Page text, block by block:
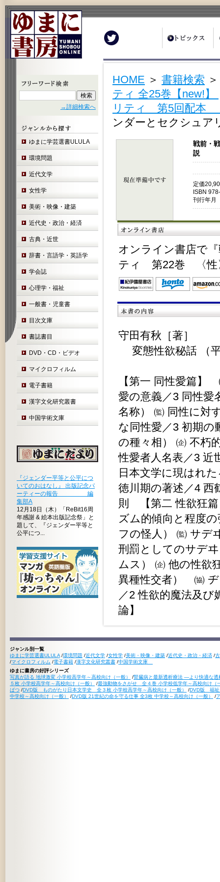
→詳細検索へ
ゆまに学芸選書ULULA
環境問題
近代文学
女性学
美術・映像・建築
近代史・政治・経済
古典・近世
辞書・言語学・英語学
学会誌
心理学・福祉
一般書・児童書
目次文庫
書誌書目
DVD・CD・ビデオ
マイクロフィルム
電子書籍
漢字文化研究叢書
中国学術文庫
『ジェンダー平等と公平につ
いてのおはなし』 出版記念パ
ーティーの報告 編
集部A
12月18日（木）「ReBit16周
年感謝 & 絵本出版記念祭」と
題して、『ジェンダー平等と
公平につ...
HOME ＞ 書籍検索
ティ 全25巻【new!】
リティ 第5回配本
ンダーとセクシュ
戦前・
説
定価
ISBN
刊行年
オンライン書店で
ティ 第22巻 〈性
守田有秋［著］
変態性欲秘話 （
【第一 同性愛篇】
愛の意義／3 同性愛
名称） ㈼ 同性に対
な同性愛／3 初期の
の種々相） ㈽ 不朽
性愛者人名表／3
日本文学に現はれ
徳川期の著述／4
則 【第二 性欲狂篇
ズム的傾向と程度
フの怪人） ㈼ サデ
刑罰としてのサデ
ムス） ㈽ 他の性欲
異種性交者） ㈿ ヂ
／2 性欲的魔法及
論】
ジャンル別一覧
ゆまに学芸選書ULULA /環境問題 /近代文学 /女性学 /美術・映像・建築 /近代史・政治・経済 /
/マイクロフィルム /電子書籍 /漢字文化研究叢書 /中国学術文庫
ゆまに書房の好評シリーズ
写真が語る 地球激変 小学校高学年～高校向け（一般）
/腎臓病と最新透析療法 ―より快適な
５枚 小学校高学年～高校向け（一般）
/最強動物をさがせ 全４巻 小学校低学年～高校向け（
ばつ /DVD版 ものがたり日本文学史 全３枚 小学校高学年～高校向け（一般） /DVD版 福祉
中学校～高校向け（一般）
/DVD版 21世紀の命を守る仕事 全3枚 中学校～高校向け（一般） /